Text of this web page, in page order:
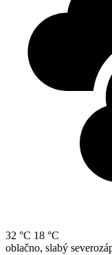
32 °C 18 °C
oblačno, slabý